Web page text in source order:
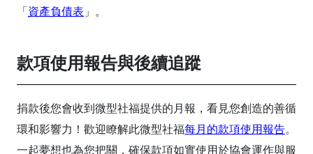
「資產負債表 」。
款項使用報告與後續追蹤
捐款後您會收到微型社福提供的月報，看見您創造的善循
環和影響力！歡迎瞭解此微型社福每月的款項使用報告。
一起夢想也為您把關，確保款項如實使用於協會運作與服